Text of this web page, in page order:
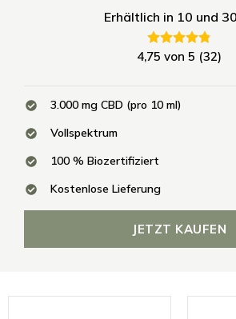
Erhältlich in 10 und
4,75 von 5 (32)
3.000 mg CBD (pro 10 ml)
Vollspektrum
100 % Biozertifiziert
Kostenlose Lieferung
JETZT KAUFEN